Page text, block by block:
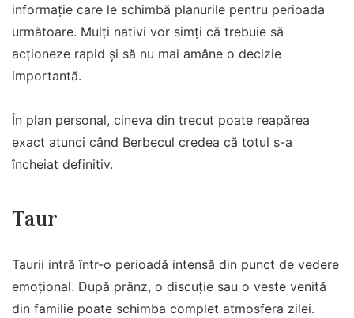
informație care le schimbă planurile pentru perioada
următoare. Mulți nativi vor simți că trebuie să
acționeze rapid și să nu mai amâne o decizie
importantă.
În plan personal, cineva din trecut poate reapărea
exact atunci când Berbecul credea că totul s-a
încheiat definitiv.
Taur
Taurii intră într-o perioadă intensă din punct de vedere
emoțional. După prânz, o discuție sau o veste venită
din familie poate schimba complet atmosfera zilei.